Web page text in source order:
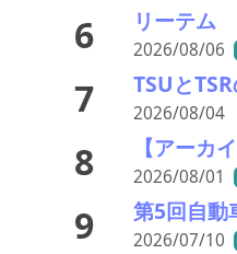
6 2026/08/06
7 2026/08/04
8 2026/08/01
9 2026/07/10